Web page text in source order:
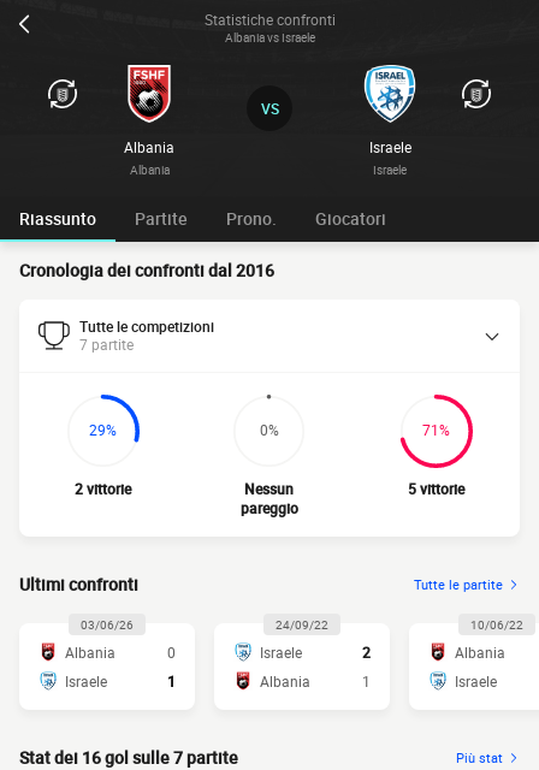
Statistiche confronti
Albania vs Israele
Albania
Albania
Israele
Israele
VS
Riassunto Partite Prono. Giocatori
Cronologia dei confronti dal 2016
Tutte le competizioni
7 partite
29%
2 vittorie
0%
Nessun
pareggio
71%
5 vittorie
Ultimi confronti Tutte le partite
03/06/26
Albania
0
Israele
1
24/09/22
Israele
2
Albania
1
10/06/22
Albania
Israele
Stat dei 16 gol sulle 7 partite Più stat